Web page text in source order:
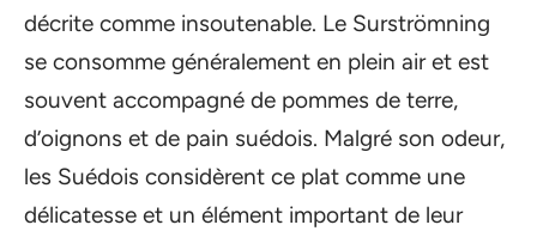
décrite comme insoutenable. Le Surströmning
se consomme généralement en plein air et est
souvent accompagné de pommes de terre,
d’oignons et de pain suédois. Malgré son odeur,
les Suédois considèrent ce plat comme une
délicatesse et un élément important de leur